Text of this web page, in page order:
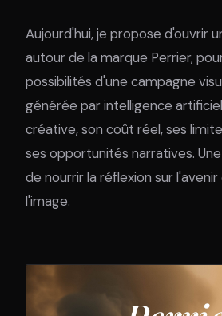
Aujourd'hui, je propose d'ouvrir
autour de la marque Perrier,
possibilités d'une campagne
générée par intelligence
créative, son coût réel, ses
ses opportunités narratives.
de nourrir la réflexion sur
l'image.